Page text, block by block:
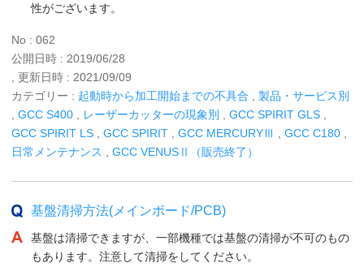
性がございます。
No : 062
公開日時 : 2019/06/28
, 更新日時 : 2021/09/09
カテゴリー : 起動時から加工開始までの不具合
製品・サービス別
GCC S400 レーザーカッターの現象別 GCC SPIRIT GLS
GCC SPIRIT LS
GCC SPIRIT GCC MERCURYⅢ GCC C180
日常メンテナンス
GCC VENUSⅡ（販売終了）
基盤清掃方法(メインボード/PCB)
基盤は清掃できますが、一部機種では基盤の清掃が不可のもの
もあります。注意して清掃をしてください。